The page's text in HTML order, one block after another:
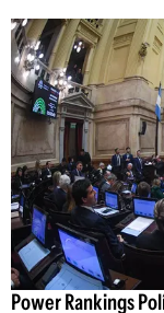
Power Rankings